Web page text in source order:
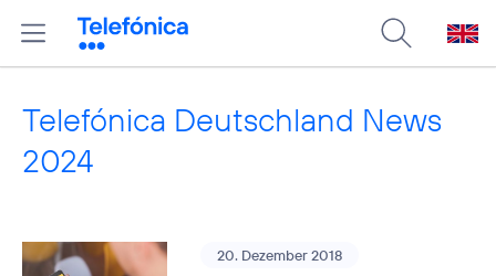
Telefónica Deutschland News
2024
20. Dezember 2018